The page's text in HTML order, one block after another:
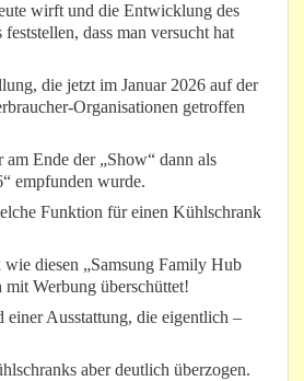
wirft und die Entwicklung des
dass man versucht hat
die jetzt im Januar 2026 auf der
Organisationen getroffen
Ende der „Show“ dann als
empfunden wurde.
Funktion für einen Kühlschrank
diesen „Samsung Family Hub
Werbung überschüttet!
einer Ausstattung, die eigentlich –
aber deutlich überzogen.